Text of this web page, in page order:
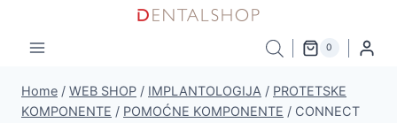
content
0
Home / WEB SHOP / IMPLANTOLOGIJA / PROTETSKE
KOMPONENTE / POMOĆNE KOMPONENTE / CONNECT